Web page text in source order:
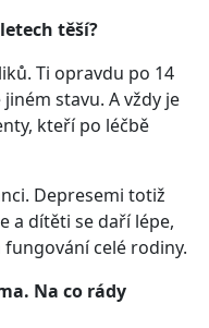
těší?
Ti opravdu po 14
stavu. A vždy je
kteří po léčbě
Depresemi totiž
a dítěti se daří lépe,
celé rodiny.
Na co rády